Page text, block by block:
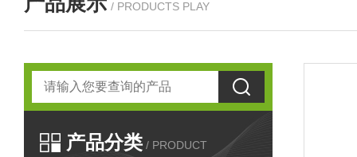
/ PRODUCTS PLAY
产品分类 / PRODUCT